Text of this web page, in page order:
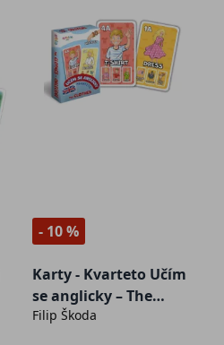
- 10 %
Karty - Kvarteto Učím
se anglicky – The
Clothes
Filip Škoda